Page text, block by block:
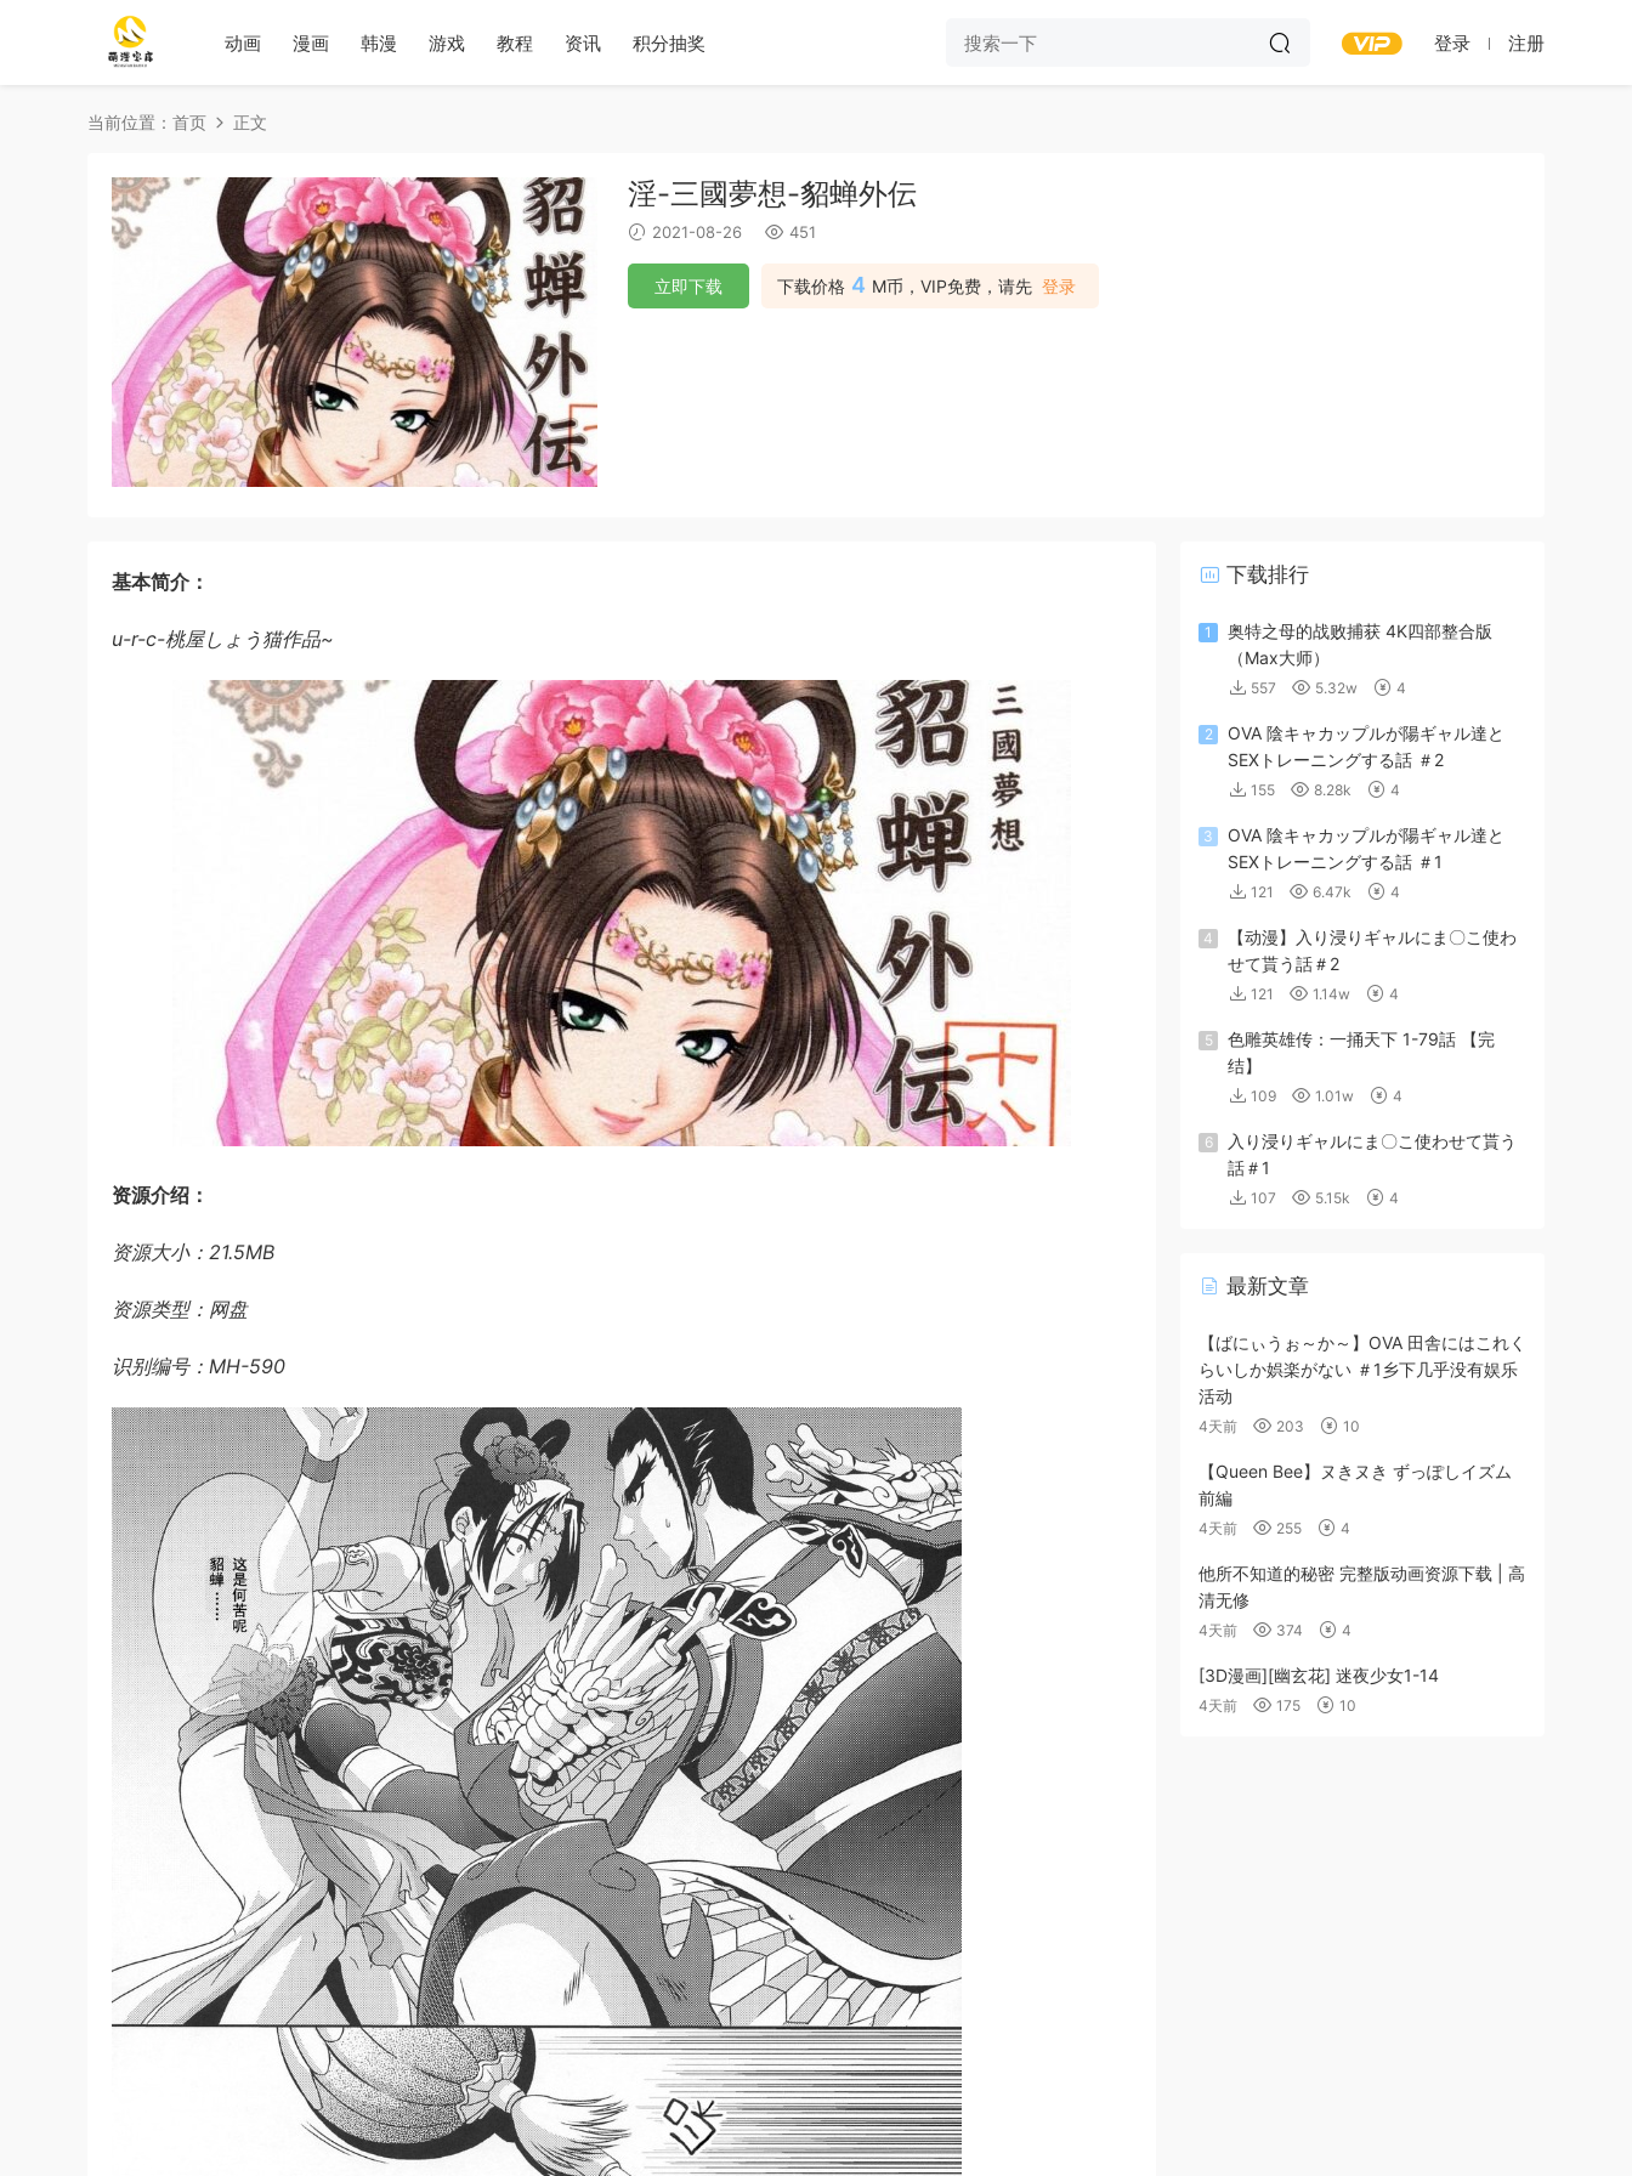
动画 漫画 韩漫 游戏 教程 资讯 积分抽奖 登录 注册
当前位置： 首页 正文
淫-三國夢想-貂蝉外伝
2021-08-26 451
下载价格 4 M币，VIP免费，请先 登录
立即下载
基本简介：
u-r-c-桃屋しょう猫作品~
资源介绍：
资源大小：21.5MB
资源类型：网盘
识别编号：MH-590
下载排行
1
奥特之母的战败捕获 4K四部整合版
（Max大师）
557 5.32w 4
2
OVA 陰キャカップルが陽ギャル達と
SEXトレーニングする話 ＃2
155 8.28k 4
3
OVA 陰キャカップルが陽ギャル達と
SEXトレーニングする話 ＃1
121 6.47k 4
4
【动漫】入り浸りギャルにま〇こ使わ
せて貰う話＃2
121 1.14w 4
5
色雕英雄传：一捅天下 1-79話 【完
结】
109 1.01w 4
6
入り浸りギャルにま〇こ使わせて貰う
話＃1
107 5.15k 4
最新文章
【ばにぃうぉ～か～】OVA 田舎にはこれく
らいしか娯楽がない ＃1乡下几乎没有娱乐
活动
4天前 203 10
【Queen Bee】ヌきヌき ずっぽしイズム
前編
4天前 255 4
他所不知道的秘密 完整版动画资源下载 | 高
清无修
4天前 374 4
[3D漫画][幽玄花] 迷夜少女1-14
4天前 175 10